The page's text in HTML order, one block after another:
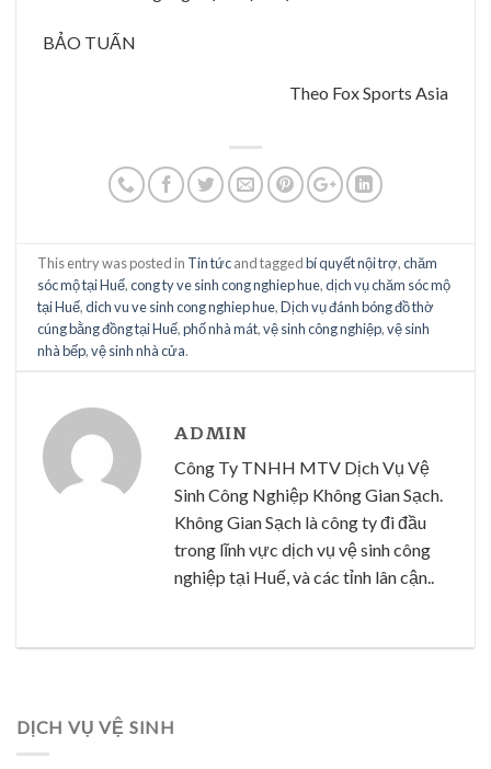
BẢO TUẤN
Theo Fox Sports Asia
This entry was posted in Tin tứcand taggedbí quyết nội trợ,chăm
sóc mộ tại Huế,cong ty ve sinh cong nghiep hue,dịch vụ chăm sóc mộ
tại Huế,dich vu ve sinh cong nghiep hue,Dịch vụ đánh bóng đồ thờ
cúng bằng đồng tại Huế,phố nhà mát,vệ sinh công nghiệp,vệ sinh
nhà bếp,vệ sinh nhà cửa.
ADMIN
Công Ty TNHH MTV Dịch Vụ Vệ
Sinh Công Nghiệp Không Gian Sạch.
Không Gian Sạch là công ty đi đầu
trong lĩnh vực dịch vụ vệ sinh công
nghiệp tại Huế, và các tỉnh lân cận..
DỊCH VỤ VỆ SINH